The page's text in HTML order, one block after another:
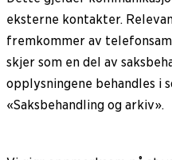
eksterne kontakter.
fremkommer av
skjer som en del av
opplysningene behandles i
«Saksbehandling og arkiv».